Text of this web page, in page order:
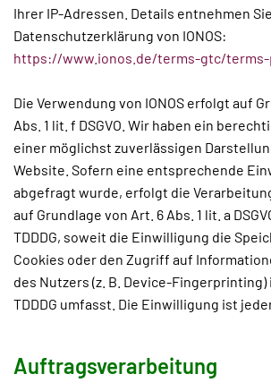
Ihrer IP-Adressen. Details entnehmen
Datenschutzerklärung von IONOS:
https://www.ionos.de/terms-gtc/terms-
Die Verwendung von IONOS erfolgt auf
Abs. 1 lit. f DSGVO. Wir haben ein
einer möglichst zuverlässigen
Website. Sofern eine entsprechende
abgefragt wurde, erfolgt die
auf Grundlage von Art. 6 Abs. 1 lit. a
TDDDG, soweit die Einwilligung die
Cookies oder den Zugriff auf
des Nutzers (z. B. Device-Fingerprinting)
TDDDG umfasst. Die Einwilligung ist
Auftragsverarbeitung